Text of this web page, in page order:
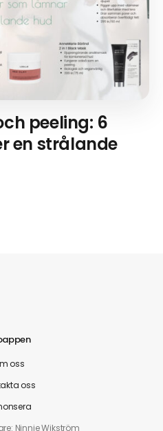
peeling: 6
en strålande
oss
oss
Ninnie Wikström